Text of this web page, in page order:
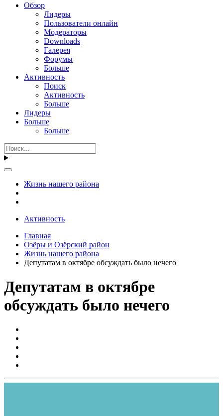
Обзор
Лидеры
Пользователи онлайн
Модераторы
Downloads
Галерея
Форумы
Больше
Активность
Поиск
Активность
Больше
Лидеры
Больше
Больше
Жизнь нашего района
Активность
Главная
Озёры и Озёрский район
Жизнь нашего района
Депутатам в октябре обсуждать было нечего
Депутатам в октябре
обсуждать было нечего